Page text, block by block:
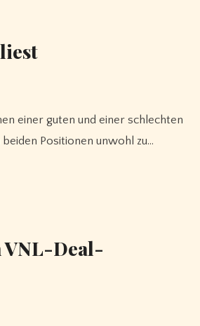
Positionen unwohl zu…
VNL-Deal-